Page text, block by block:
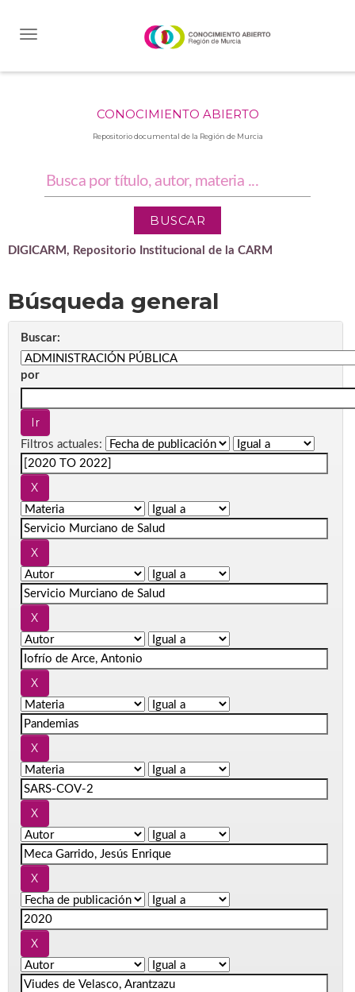
CONOCIMIENTO ABIERTO
Repositorio documental de la Región de Murcia
DIGICARM, Repositorio Institucional de la CARM
Búsqueda general
Buscar:
por
Filtros actuales: